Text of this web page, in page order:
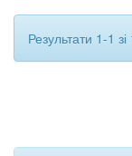
Результати 1-1